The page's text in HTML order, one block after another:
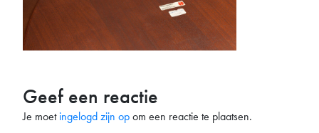
Geef een reactie
Je moetingelogd zijn opom een reactie te plaatsen.